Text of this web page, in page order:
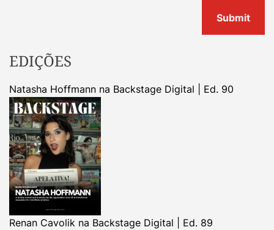
EDIÇÕES
Natasha Hoffmann na Backstage Digital | Ed. 90
Renan Cavolik na Backstage Digital | Ed. 89